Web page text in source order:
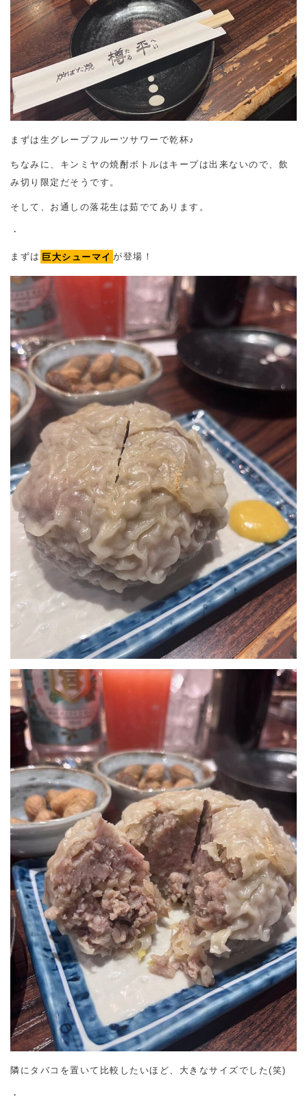
まずは生グレープフルーツサワーで乾杯♪
ちなみに、キンミヤの焼酎ボトルはキープは出来ないので、飲
み切り限定だそうです。
そして、お通しの落花生は茹でてあります。
・
まずは 巨大シューマイ が登場！
隣にタバコを置いて比較したいほど、大きなサイズでした(笑)
・